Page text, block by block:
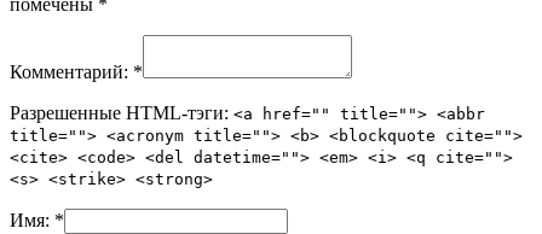
помечены *
Комментарий: *
Разрешенные HTML-тэги: <a href="" title=""> <abbr
title=""> <acronym title=""> <b> <blockquote cite="">
<cite> <code> <del datetime=""> <em> <i> <q cite="">
<s> <strike> <strong>
Имя: *